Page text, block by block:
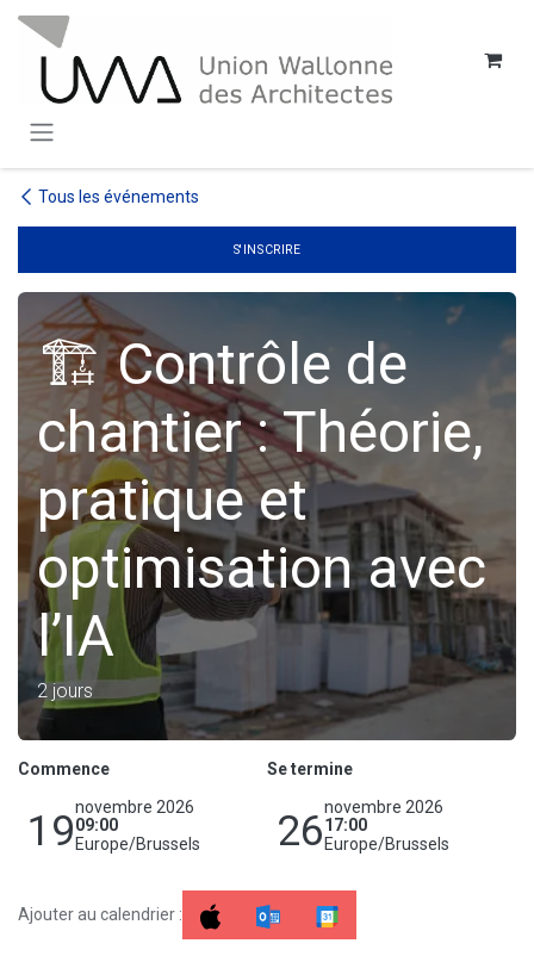
Tous les événements
S'INSCRIRE
🏗️ Contrôle de
chantier : Théorie,
pratique et
optimisation avec
l’IA
2 jours
Commence
19novembre 2026
09:00
Europe/Brussels
Se termine
26novembre 2026
17:00
Europe/Brussels
Ajouter au calendrier :